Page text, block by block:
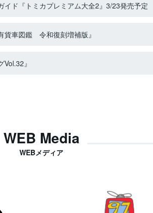
イド『トミカプレミアム大全2』3/23発売予定
貨車図鑑 令和復刻増補版』
』
WEB Media
WEBメディア